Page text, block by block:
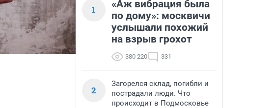
1
«Аж вибрация была
по дому»: москвичи
услышали похожий
на взрыв грохот
380 220 331
2
Загорелся склад, погибли и
пострадали люди. Что
происходит в Подмосковье